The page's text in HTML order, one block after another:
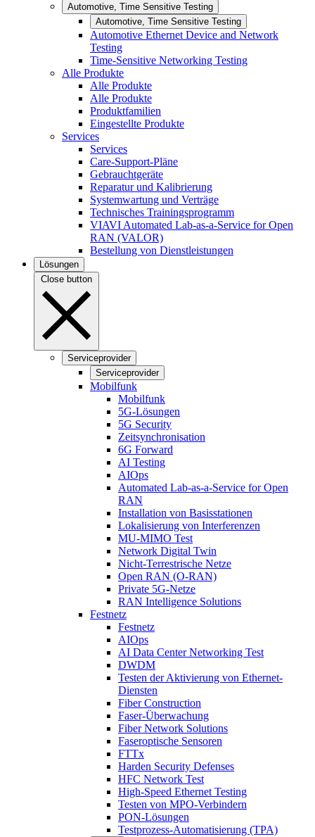
Automotive, Time Sensitive Testing
Automotive, Time Sensitive Testing
Automotive Ethernet Device and Network
Testing
Time-Sensitive Networking Testing
Alle Produkte
Alle Produkte
Alle Produkte
Produktfamilien
Eingestellte Produkte
Services
Services
Care-Support-Pläne
Gebrauchtgeräte
Reparatur und Kalibrierung
Systemwartung und Verträge
Technisches Trainingsprogramm
VIAVI Automated Lab-as-a-Service for Open
RAN (VALOR)
Bestellung von Dienstleistungen
Lösungen
Close button
Serviceprovider
Serviceprovider
Mobilfunk
Mobilfunk
5G-Lösungen
5G Security
Zeitsynchronisation
6G Forward
AI Testing
AIOps
Automated Lab-as-a-Service for Open
RAN
Installation von Basisstationen
Lokalisierung von Interferenzen
MU-MIMO Test
Network Digital Twin
Nicht-Terrestrische Netze
Open RAN (O-RAN)
Private 5G-Netze
RAN Intelligence Solutions
Festnetz
Festnetz
AIOps
AI Data Center Networking Test
DWDM
Testen der Aktivierung von Ethernet-
Diensten
Fiber Construction
Faser-Überwachung
Fiber Network Solutions
Faseroptische Sensoren
FTTx
Harden Security Defenses
HFC Network Test
High-Speed Ethernet Testing
Testen von MPO-Verbindern
PON-Lösungen
Testprozess-Automatisierung (TPA)